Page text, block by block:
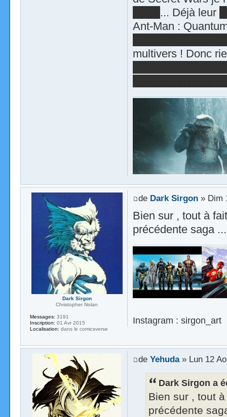
... Déjà leur
Ant-Man :
multivers ! Donc
de Dark Sirgon» Dim
Bien sur , tout à
précédente saga ...
Instagram : sirgon_art
Dark Sirgon
Christopher Nolan
Messages: 3191
Inscription: 01 Avr 2015
Localisation: dans le comicsverse
de Yehuda» Lun 12
Dark Sirgon a
Bien sur , tout
précédente